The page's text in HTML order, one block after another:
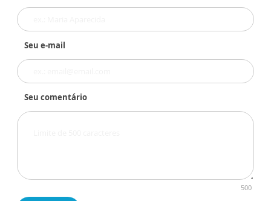
Seu e-mail
Seu comentário
500